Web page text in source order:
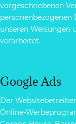
vorgeschriebenen
personenbezogenen
unseren Weisungen
verarbeitet.
Google Ads
Der
Online-